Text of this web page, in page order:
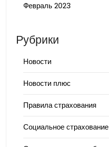
Февраль 2023
Рубрики
Новости
Новости плюс
Правила страхования
Социальное страхование